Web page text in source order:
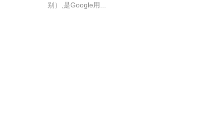
别）,是Google用...